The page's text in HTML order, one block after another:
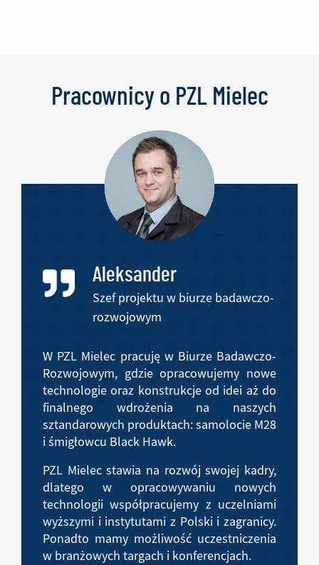
Pracownicy o PZL Mielec
Aleksander
Szef projektu w biurze badawczo-
rozwojowym
W PZL Mielec pracuję w Biurze Badawczo-
Rozwojowym, gdzie opracowujemy nowe
technologie oraz konstrukcje od idei aż do
finalnego wdrożenia na naszych
sztandarowych produktach: samolocie M28
i śmigłowcu Black Hawk.
PZL Mielec stawia na rozwój swojej kadry,
dlatego w opracowywaniu nowych
technologii współpracujemy z uczelniami
wyższymi i instytutami z Polski i zagranicy.
Ponadto mamy możliwość uczestniczenia
w branżowych targach i konferencjach.